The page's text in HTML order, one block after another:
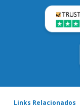
Links Relacionados